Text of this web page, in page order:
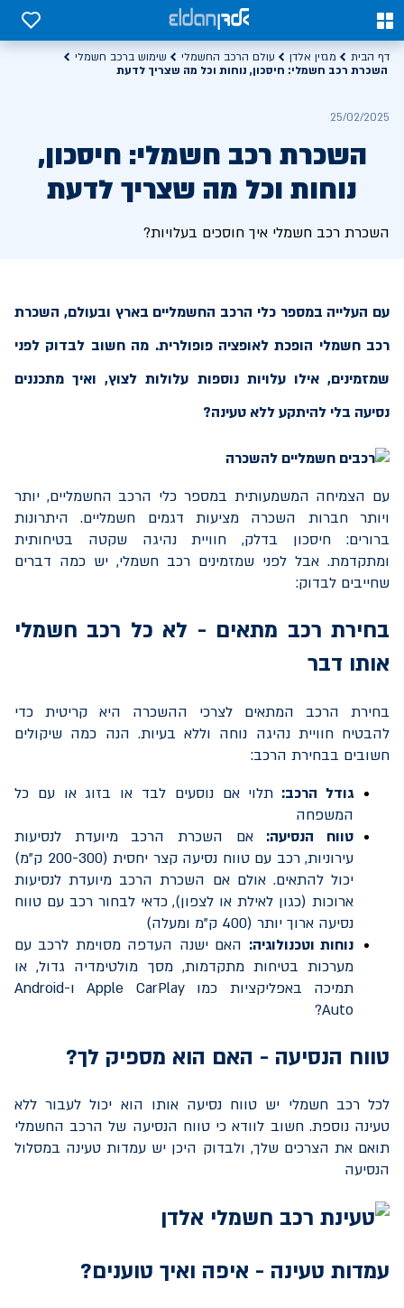
0
0
דף הבית מגזין אלדן עולם הרכב החשמלי
שימוש ברכב חשמלי
השכרת רכב חשמלי: חיסכון, נוחות וכל מה שצריך לדעת
25/02/2025
השכרת רכב חשמלי: חיסכון,
נוחות וכל מה שצריך לדעת
השכרת רכב חשמלי איך חוסכים בעלויות?
עם העלייה במספר כלי הרכב החשמליים בארץ ובעולם, השכרת
רכב חשמלי הופכת לאופציה פופולרית. מה חשוב לבדוק לפני
שמזמינים, אילו עלויות נוספות עלולות לצוץ, ואיך מתכננים
נסיעה בלי להיתקע ללא טעינה?
עם הצמיחה המשמעותית במספר כלי הרכב החשמליים, יותר
ויותר חברות השכרה מציעות דגמים חשמליים. היתרונות
ברורים: חיסכון בדלק, חוויית נהיגה שקטה בטיחותית
ומתקדמת. אבל לפני שמזמינים רכב חשמלי, יש כמה דברים
שחייבים לבדוק:
בחירת רכב מתאים - לא כל רכב חשמלי
אותו דבר
בחירת הרכב המתאים לצרכי ההשכרה היא קריטית כדי
להבטיח חוויית נהיגה נוחה וללא בעיות. הנה כמה שיקולים
חשובים בבחירת הרכב:
גודל הרכב: תלוי אם נוסעים לבד או בזוג או עם כל
המשפחה
טווח הנסיעה: אם השכרת הרכב מיועדת לנסיעות
עירוניות, רכב עם טווח נסיעה קצר יחסית (200-300 ק"מ)
יכול להתאים. אולם אם השכרת הרכב מיועדת לנסיעות
ארוכות (כגון לאילת או לצפון), כדאי לבחור רכב עם טווח
נסיעה ארוך יותר (400 ק"מ ומעלה)
נוחות וטכנולוגיה: האם ישנה העדפה מסוימת לרכב עם
מערכות בטיחות מתקדמות, מסך מולטימדיה גדול, או
תמיכה באפליקציות כמוApple CarPlayו-Android
Auto
?
טווח הנסיעה - האם הוא מספיק לך?
לכל רכב חשמלי יש טווח נסיעה אותו הוא יכול לעבור ללא
טעינה נוספת. חשוב לוודא כי טווח הנסיעה של הרכב החשמלי
תואם את הצרכים שלך, ולבדוק היכן יש עמדות טעינה במסלול
הנסיעה
עמדות טעינה - איפה ואיך טוענים?